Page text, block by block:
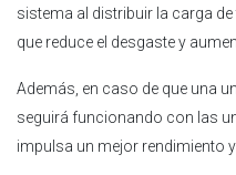
sistema al distribuir la carga
que reduce el desgaste y
Además, en caso de que una
seguirá funcionando con las
impulsa un mejor rendimiento